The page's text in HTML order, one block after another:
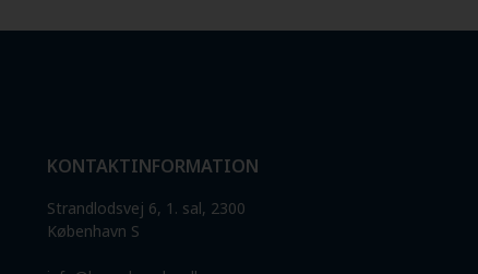
KONTAKTINFORMATION
Strandlodsvej 6, 1. sal, 2300
København S